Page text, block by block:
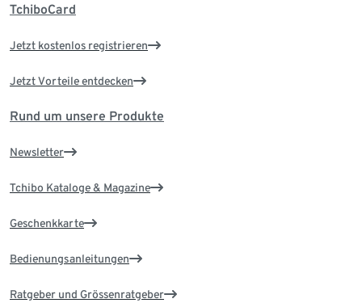
TchiboCard
Jetzt kostenlos registrieren
Jetzt Vorteile entdecken
Rund um unsere Produkte
Newsletter
Tchibo Kataloge & Magazine
Geschenkkarte
Bedienungsanleitungen
Ratgeber und Grössenratgeber